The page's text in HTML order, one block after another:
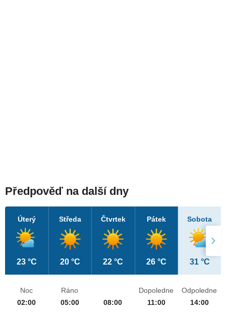
Předpověď na další dny
Úterý
23 °C
Středa
20 °C
Čtvrtek
22 °C
Pátek
26 °C
Sobota
31 °C
Noc
02:00
Ráno
05:00
08:00
Dopoledne
11:00
Odpoledne
14:00